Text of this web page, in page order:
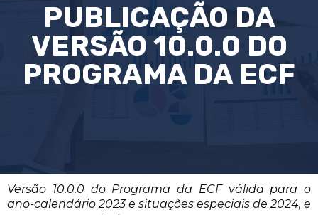
PUBLICAÇÃO DA
VERSÃO 10.0.0 DO
PROGRAMA DA ECF
Versão 10.0.0 do Programa da ECF válida para o
ano-calendário 2023 e situações especiais de 2024, e